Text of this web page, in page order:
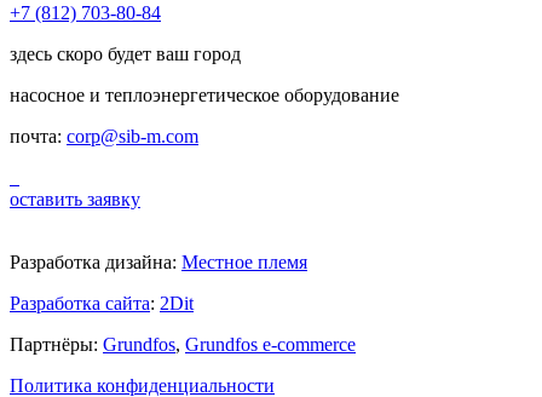
+7 (812) 703-80-84
здесь скоро будет ваш город
насосное и теплоэнергетическое оборудование
почта: corp@sib-m.com
оставить заявку
Разработка дизайна: Местное племя
Разработка сайта: 2Dit
Партнёры: Grundfos, Grundfos e-commerce
Политика конфиденциальности